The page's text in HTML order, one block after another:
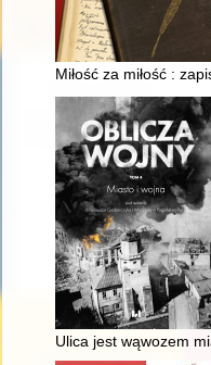
Miłość za miłość :
Ulica jest wąwozem